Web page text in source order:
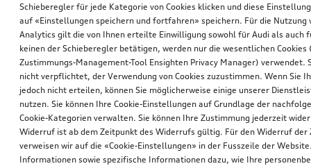
Schieberegler für jede Kategorie von Cookies klicken und diese
auf «Einstellungen speichern und fortfahren» speichern. Für die Nutzung
Analytics gilt die von Ihnen erteilte Einwilligung sowohl für Audi als auch
keinen der Schieberegler betätigen, werden nur die wesentlichen Cookies
Zustimmungs-Management-Tool Ensighten Privacy Manager) verwendet.
nicht verpflichtet, der Verwendung von Cookies zuzustimmen. Wenn Sie
jedoch nicht erteilen, können Sie möglicherweise einige unserer
nutzen. Sie können Ihre Cookie-Einstellungen auf Grundlage der
Cookie-Kategorien verwalten. Sie können Ihre Zustimmung jederzeit
Widerruf ist ab dem Zeitpunkt des Widerrufs gültig. Für den Widerruf der
verweisen wir auf die «Cookie-Einstellungen» in der Fusszeile der
Informationen sowie spezifische Informationen dazu, wie Ihre